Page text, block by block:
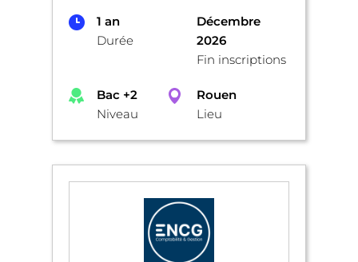
1 an
Durée
Décembre
2026
Fin inscriptions
Bac +2
Niveau
Rouen
Lieu